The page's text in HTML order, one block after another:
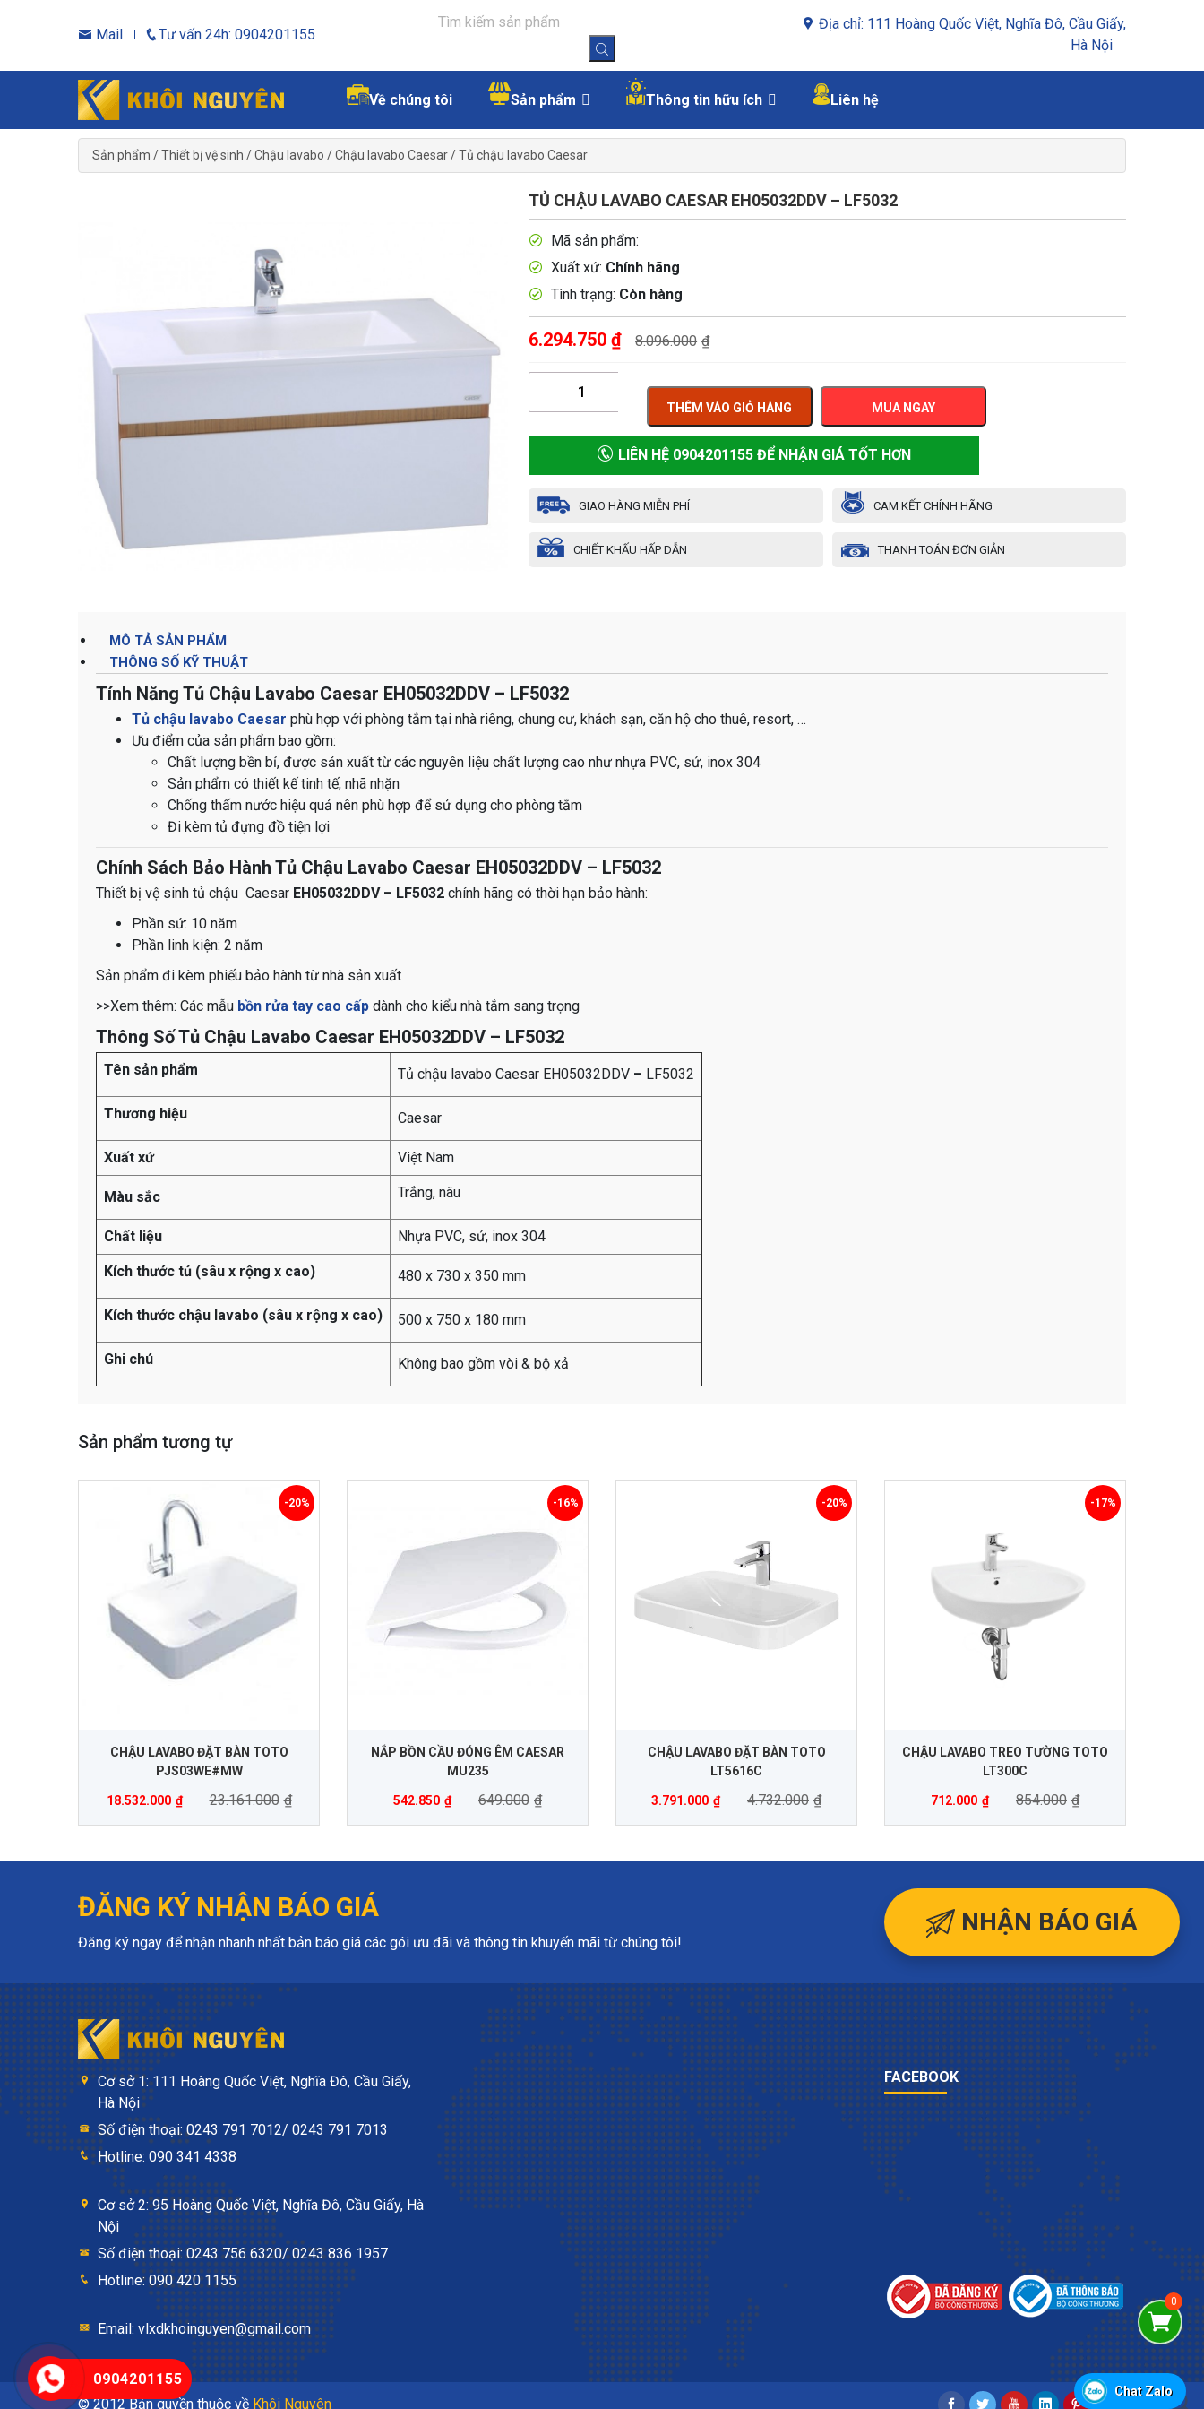
Mail Tư vấn 24h: 0904201155
Địa chỉ: 111 Hoàng Quốc Việt, Nghĩa Đô, Cầu Giấy,
Hà Nội
Về chúng tôi Sản phẩm Thông tin hữu ích Liên hệ
Sản phẩm /Thiết bị vệ sinh /Chậu lavabo /Chậu lavabo Caesar/Tủ chậu lavabo Caesar
TỦ CHẬU LAVABO CAESAR EH05032DDV – LF5032
Mã sản phẩm:
Xuất xứ: Chính hãng
Tình trạng: Còn hàng
6.294.750 ₫ 8.096.000 ₫
THÊM VÀO GIỎ HÀNG MUA NGAY
LIÊN HỆ 0904201155 ĐỂ NHẬN GIÁ TỐT HƠN
GIAO HÀNG MIỄN PHÍ CAM KẾT CHÍNH HÃNG
CHIẾT KHẤU HẤP DẪN THANH TOÁN ĐƠN GIẢN
MÔ TẢ SẢN PHẨM
THÔNG SỐ KỸ THUẬT
Tính Năng Tủ Chậu Lavabo Caesar EH05032DDV – LF5032
Tủ chậu lavabo Caesar phù hợp với phòng tắm tại nhà riêng, chung cư, khách sạn, căn hộ cho thuê, resort, …
Ưu điểm của sản phẩm bao gồm:
Chất lượng bền bỉ, được sản xuất từ các nguyên liệu chất lượng cao như nhựa PVC, sứ, inox 304
Sản phẩm có thiết kế tinh tế, nhã nhặn
Chống thấm nước hiệu quả nên phù hợp để sử dụng cho phòng tắm
Đi kèm tủ đựng đồ tiện lợi
Chính Sách Bảo Hành Tủ Chậu Lavabo Caesar EH05032DDV – LF5032
Thiết bị vệ sinh tủ chậu Caesar EH05032DDV – LF5032 chính hãng có thời hạn bảo hành:
Phần sứ: 10 năm
Phần linh kiện: 2 năm
Sản phẩm đi kèm phiếu bảo hành từ nhà sản xuất
>>Xem thêm: Các mẫu bồn rửa tay cao cấp dành cho kiểu nhà tắm sang trọng
Thông Số Tủ Chậu Lavabo Caesar EH05032DDV – LF5032
Tên sản phẩm Tủ chậu lavabo Caesar EH05032DDV – LF5032
Thương hiệu Caesar
Xuất xứ Việt Nam
Màu sắc Trắng, nâu
Chất liệu Nhựa PVC, sứ, inox 304
Kích thước tủ (sâu x rộng x cao) 480 x 730 x 350 mm
Kích thước chậu lavabo (sâu x rộng x cao) 500 x 750 x 180 mm
Ghi chú Không bao gồm vòi & bộ xả
Sản phẩm tương tự
CHẬU LAVABO ĐẶT BÀN TOTO
PJS03WE#MW
18.532.000 ₫ 23.161.000 ₫
-20%
NẮP BỒN CẦU ĐÓNG ÊM CAESAR
MU235
542.850 ₫ 649.000 ₫
-16%
CHẬU LAVABO ĐẶT BÀN TOTO
LT5616C
3.791.000 ₫ 4.732.000 ₫
-20%
CHẬU LAVABO TREO TƯỜNG TOTO
LT300C
712.000 ₫ 854.000 ₫
-17%
ĐĂNG KÝ NHẬN BÁO GIÁ
Đăng ký ngay để nhận nhanh nhất bản báo giá các gói ưu đãi và thông tin khuyến mãi từ chúng tôi!
NHẬN BÁO GIÁ
Cơ sở 1: 111 Hoàng Quốc Việt, Nghĩa Đô, Cầu Giấy,
Hà Nội
Số điện thoại: 0243 791 7012/ 0243 791 7013
Hotline: 090 341 4338
Cơ sở 2: 95 Hoàng Quốc Việt, Nghĩa Đô, Cầu Giấy, Hà
Nội
Số điện thoại: 0243 756 6320/ 0243 836 1957
Hotline: 090 420 1155
Email: vlxdkhoinguyen@gmail.com
FACEBOOK
© 2012 Bản quyền thuộc về Khôi Nguyên
0904201155
Chat Zalo